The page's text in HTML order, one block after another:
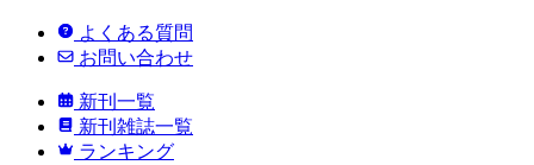
よくある質問
お問い合わせ
新刊一覧
新刊雑誌一覧
ランキング